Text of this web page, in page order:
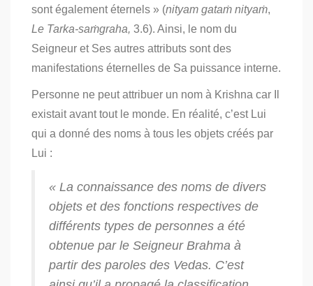
sont également éternels » (nityam gataṁ nityaṁ,
Le Tarka-saṁgraha, 3.6). Ainsi, le nom du
Seigneur et Ses autres attributs sont des
manifestations éternelles de Sa puissance interne.
Personne ne peut attribuer un nom à Krishna car Il
existait avant tout le monde. En réalité, c’est Lui
qui a donné des noms à tous les objets créés par
Lui :
« La connaissance des noms de divers
objets et des fonctions respectives de
différents types de personnes a été
obtenue par le Seigneur Brahma à
partir des paroles des Vedas. C’est